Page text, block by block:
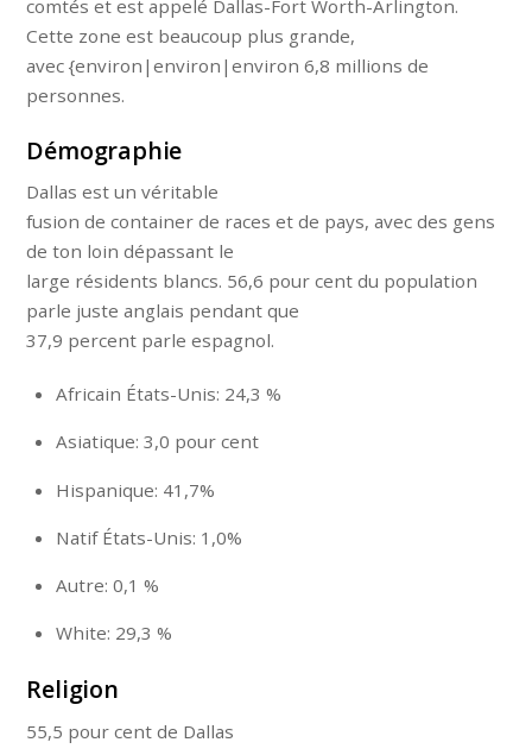
comtés et est appelé Dallas-Fort Worth-Arlington.
Cette zone est beaucoup plus grande,
avec {environ|environ|environ 6,8 millions de
personnes.
Démographie
Dallas est un véritable
fusion de container de races et de pays, avec des gens
de ton loin dépassant le
large résidents blancs. 56,6 pour cent du population
parle juste anglais pendant que
37,9 percent parle espagnol.
Africain États-Unis: 24,3 %
Asiatique: 3,0 pour cent
Hispanique: 41,7%
Natif États-Unis: 1,0%
Autre: 0,1 %
White: 29,3 %
Religion
55,5 pour cent de Dallas